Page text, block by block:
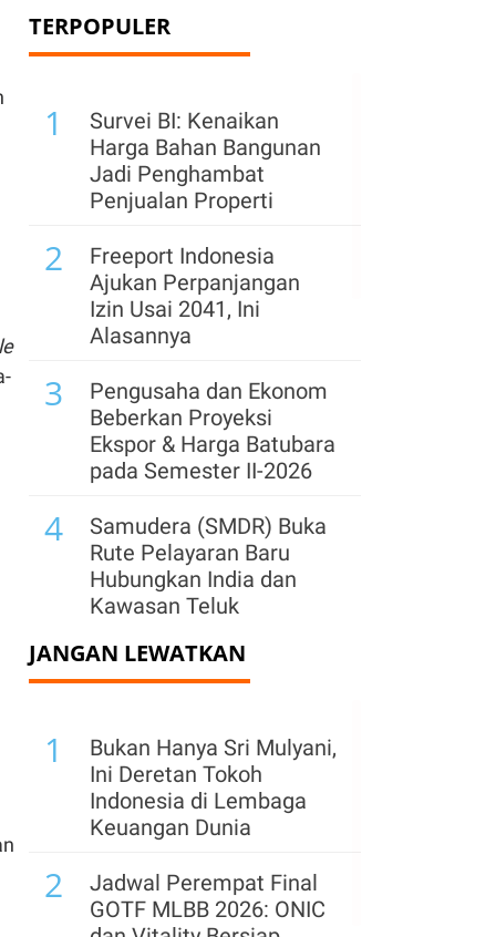
TERPOPULER
1
Survei BI: Kenaikan
Harga Bahan Bangunan
Jadi Penghambat
Penjualan Properti
2
Freeport Indonesia
Ajukan Perpanjangan
Izin Usai 2041, Ini
Alasannya
3
Pengusaha dan Ekonom
Beberkan Proyeksi
Ekspor & Harga Batubara
pada Semester II-2026
4
Samudera (SMDR) Buka
Rute Pelayaran Baru
Hubungkan India dan
Kawasan Teluk
5
Suryacipta Swadaya
Incar Target Penjualan
Akhir 2026
Haraku Ramen
Targetkan Miliki 30 Gerai
hingga Akhir 2026
7
Perpres Ojol Ditargetkan
Terbit Sebelum 17
JANGAN LEWATKAN
1
Bukan Hanya Sri Mulyani,
Ini Deretan Tokoh
Indonesia di Lembaga
Keuangan Dunia
2
Jadwal Perempat Final
GOTF MLBB 2026: ONIC